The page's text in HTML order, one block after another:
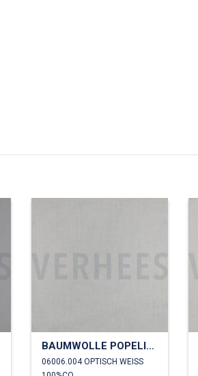
BAUMWOLLE POPELINE
06006.004 OPTISCH WEISS